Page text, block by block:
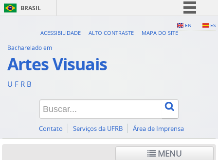
BRASIL
Canais
EN ES
ACESSIBILIDADE ALTO CONTRASTE MAPA DO SITE
Bacharelado em
Artes Visuais
U F R B
Contato Serviços da UFRB Área de Imprensa
MENU